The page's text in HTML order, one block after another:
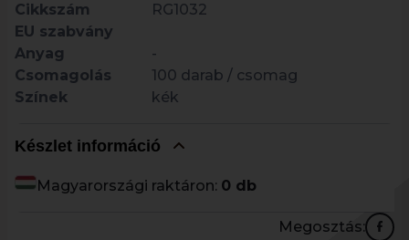
Cikkszám
RG1032
EU szabvány
Anyag
-
Csomagolás
100 darab / csomag
Színek
kék
Készlet információ
Magyarországi raktáron: 0 db
Megosztás: